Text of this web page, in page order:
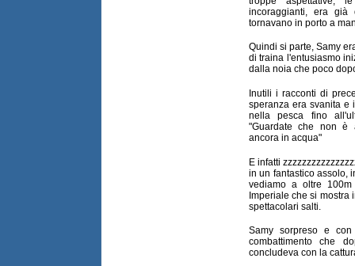
incoraggianti, era
tornavano in porto a
Quindi si parte, Samy
di traina l'entusiasmo
dalla noia che poco
Inutili i racconti di
speranza era svanita e
nella pesca fino
"Guardate che non è
ancora in acqua"
E infatti
in un fantastico assolo,
vediamo a oltre
Imperiale che si mostra
spettacolari salti.
Samy sorpreso e
combattimento che
concludeva con la